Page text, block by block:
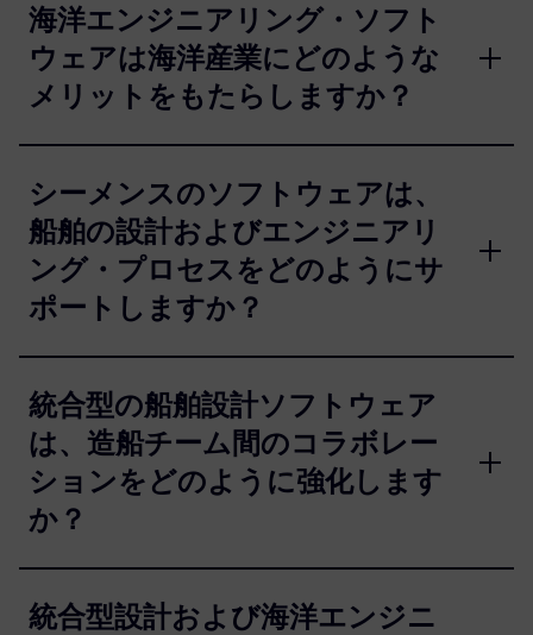
海洋エンジニアリング・ソフト
ウェアは海洋産業にどのような
メリットをもたらしますか？
シーメンスのソフトウェアは、
船舶の設計およびエンジニアリ
ング・プロセスをどのようにサ
ポートしますか？
統合型の船舶設計ソフトウェア
は、造船チーム間のコラボレー
ションをどのように強化します
か？
統合型設計および海洋エンジニ